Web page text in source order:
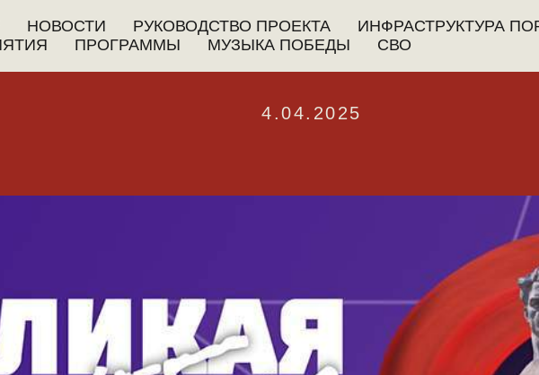
НОВОСТИ РУКОВОДСТВО ПРОЕКТА ИНФРАСТРУКТУРА
ПРОГРАММЫ МУЗЫКА ПОБЕДЫ СВО
4.04.2025